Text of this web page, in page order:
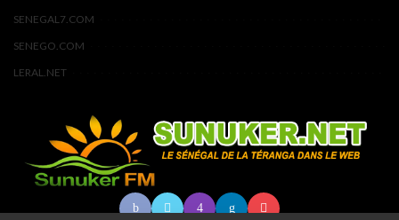
SENEGAL7.COM
SENEGO.COM
LERAL.NET